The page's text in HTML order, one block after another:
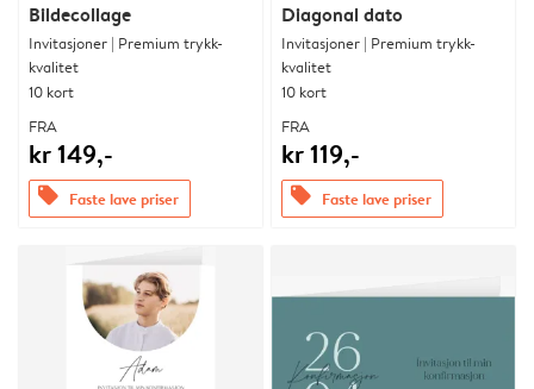
Bildecollage
Invitasjoner | Premium trykk-
kvalitet
10 kort
FRA
kr 149,-
offers Faste lave priser
Diagonal dato
Invitasjoner | Premium trykk-
kvalitet
10 kort
FRA
kr 119,-
offers Faste lave priser